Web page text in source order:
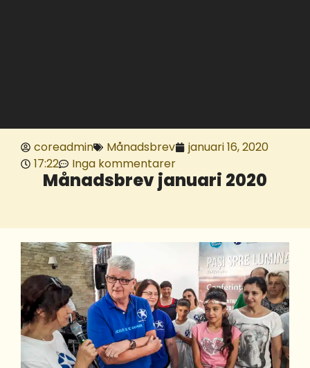
coreadmin Månadsbrev
januari 16, 2020
17:22
Inga kommentarer
Månadsbrev januari 2020